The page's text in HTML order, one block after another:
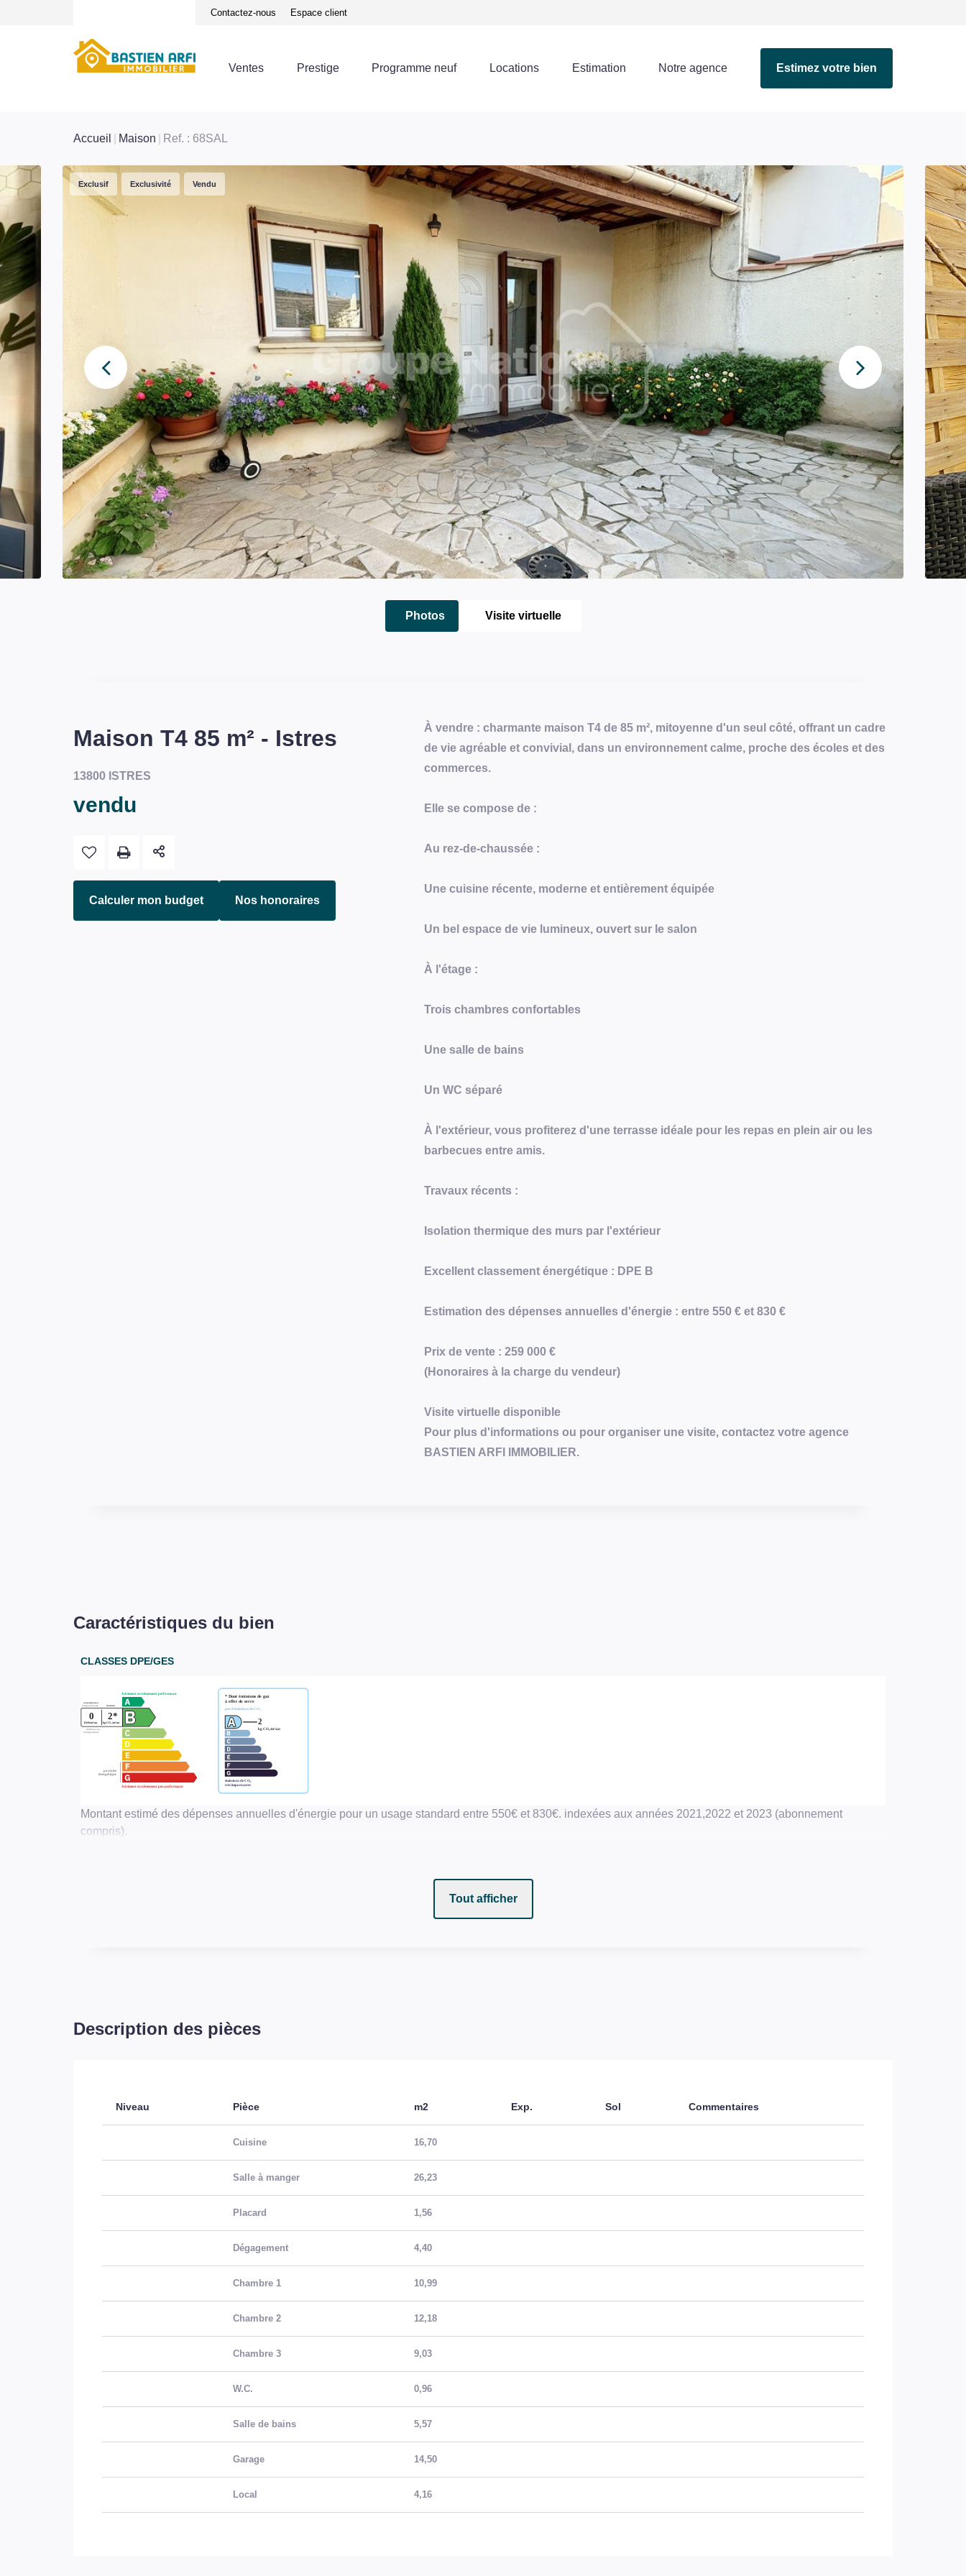
Contactez-nous Espace client
Ventes Prestige Programme neuf Locations Estimation Notre agence Estimez votre bien
Accueil Maison Ref. : 68SAL
Exclusif Exclusivité Vendu
Photos Visite virtuelle
Maison T4 85 m² - Istres
13800 ISTRES
vendu
Calculer mon budget Nos honoraires
À vendre : charmante maison T4 de 85 m², mitoyenne d'un seul côté, offrant un cadre
de vie agréable et convivial, dans un environnement calme, proche des écoles et des
commerces.
Elle se compose de :
Au rez-de-chaussée :
Une cuisine récente, moderne et entièrement équipée
Un bel espace de vie lumineux, ouvert sur le salon
À l'étage :
Trois chambres confortables
Une salle de bains
Un WC séparé
À l'extérieur, vous profiterez d'une terrasse idéale pour les repas en plein air ou les
barbecues entre amis.
Travaux récents :
Isolation thermique des murs par l'extérieur
Excellent classement énergétique : DPE B
Estimation des dépenses annuelles d'énergie : entre 550 € et 830 €
Prix de vente : 259 000 €
(Honoraires à la charge du vendeur)
Visite virtuelle disponible
Pour plus d'informations ou pour organiser une visite, contactez votre agence
BASTIEN ARFI IMMOBILIER.
Caractéristiques du bien
CLASSES DPE/GES
Montant estimé des dépenses annuelles d'énergie pour un usage standard entre 550€ et 830€. indexées aux années 2021,2022 et 2023 (abonnement
compris).
Tout afficher
Description des pièces
Niveau Pièce m2 Exp. Sol Commentaires
Cuisine 16,70
Salle à manger 26,23
Placard 1,56
Dégagement 4,40
Chambre 1 10,99
Chambre 2 12,18
Chambre 3 9,03
W.C. 0,96
Salle de bains 5,57
Garage 14,50
Local 4,16